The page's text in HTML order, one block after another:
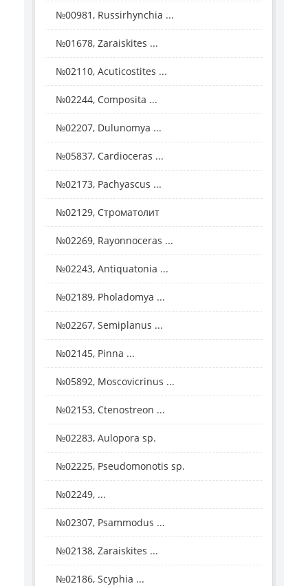
№00981, Russirhynchia ...
№01678, Zaraiskites ...
№02110, Acuticostites ...
№02244, Composita ...
№02207, Dulunomya ...
№05837, Cardioceras ...
№02173, Pachyascus ...
№02129, Строматолит
№02269, Rayonnoceras ...
№02243, Antiquatonia ...
№02189, Pholadomya ...
№02267, Semiplanus ...
№02145, Pinna ...
№05892, Moscovicrinus ...
№02153, Ctenostreon ...
№02283, Aulopora sp.
№02225, Pseudomonotis sp.
№02249, ...
№02307, Psammodus ...
№02138, Zaraiskites ...
№02186, Scyphia ...